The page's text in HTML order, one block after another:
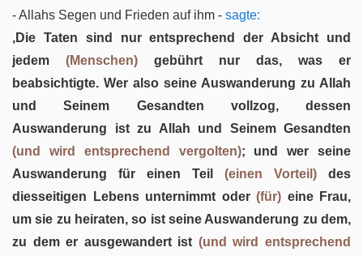
- Allahs Segen und Frieden auf ihm - sagte:
‚Die Taten sind nur entsprechend der Absicht und
jedem (Menschen) gebührt nur das, was er
beabsichtigte. Wer also seine Auswanderung zu Allah
und Seinem Gesandten vollzog, dessen
Auswanderung ist zu Allah und Seinem Gesandten
(und wird entsprechend vergolten); und wer seine
Auswanderung für einen Teil (einen Vorteil) des
diesseitigen Lebens unternimmt oder (für) eine Frau,
um sie zu heiraten, so ist seine Auswanderung zu dem,
zu dem er ausgewandert ist (und wird entsprechend